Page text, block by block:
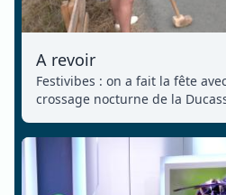
A revoir
Festivibes : on a fait la fête
crossage nocturne de la